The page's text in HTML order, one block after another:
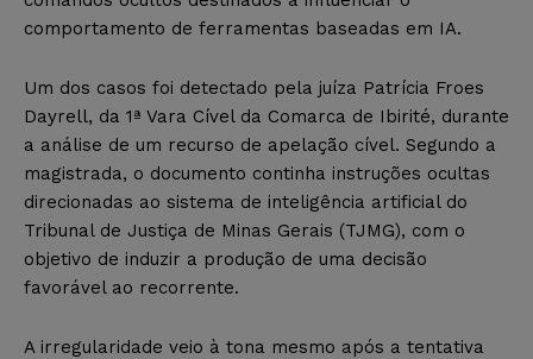
comportamento de ferramentas baseadas em IA.
Um dos casos foi detectado pela juíza Patrícia Froes
Dayrell, da 1ª Vara Cível da Comarca de Ibirité, durante
a análise de um recurso de apelação cível. Segundo a
magistrada, o documento continha instruções ocultas
direcionadas ao sistema de inteligência artificial do
Tribunal de Justiça de Minas Gerais (TJMG), com o
objetivo de induzir a produção de uma decisão
favorável ao recorrente.
A irregularidade veio à tona mesmo após a tentativa